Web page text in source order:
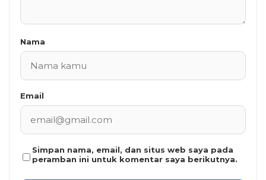
Nama
Email
Simpan nama, email, dan situs web saya pada
peramban ini untuk komentar saya berikutnya.